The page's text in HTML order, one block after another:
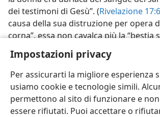
Impostazioni privacy
Per assicurarti la migliore esperienza
usiamo cookie e tecnologie simili.
permettono al sito di funzionare e
essere rifiutati. Puoi accettare o
dei testimoni di Gesù”. (Rivelazione 17:6
causa della sua distruzione per opera
corna”, essa non cavalca più la “bestia
colore scarlatto per influenzarla in
nonostante, c’è un potere invisibile che
corna” a combattere l’Agnello
terra dai suoi fedeli discepoli
invisibile potere sovrumano è Satana il
—Rivelazione 13:1, 2